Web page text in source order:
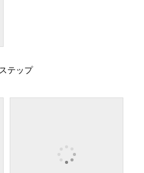
テップ